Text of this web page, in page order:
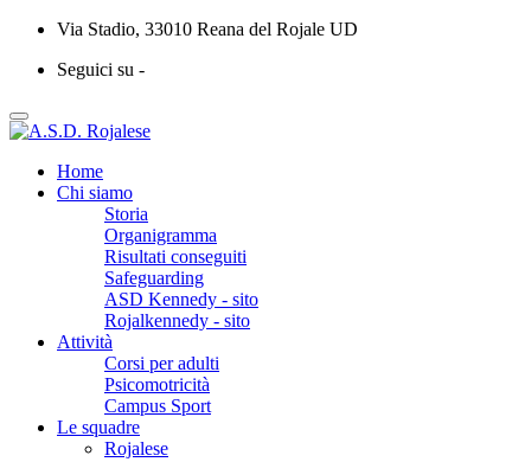
Via Stadio, 33010 Reana del Rojale UD
Seguici su -
Home
Chi siamo
Storia
Organigramma
Risultati conseguiti
Safeguarding
ASD Kennedy - sito
Rojalkennedy - sito
Attività
Corsi per adulti
Psicomotricità
Campus Sport
Le squadre
Rojalese